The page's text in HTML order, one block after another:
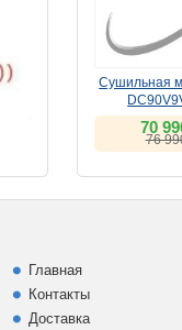
Сушильная
70
76
Главная
Контакты
Доставка